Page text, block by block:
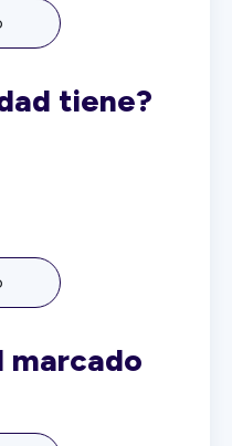
tiene?
marcado